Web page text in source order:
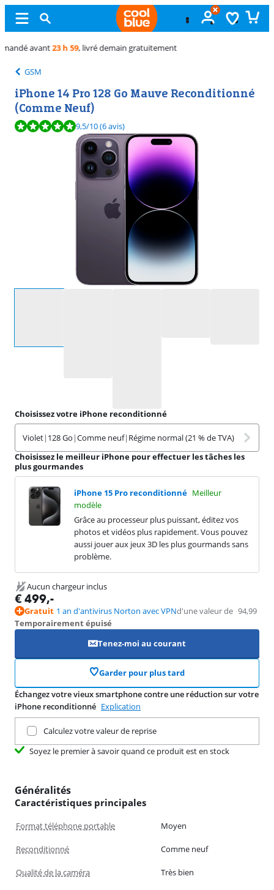
Échangegratuit
GSM
iPhone 14 Pro 128 Go Mauve Reconditionné
(Comme Neuf)
La note est de 9,5 sur 10, basée sur 6 avis.
9,5/10(6 avis)
Choisissez votre iPhone reconditionné
Violet| 128 Go |Comme neuf| Régime normal (21 % de TVA)
Choisissez le meilleur iPhone pour effectuer les tâches les
plus gourmandes
iPhone 15 Pro reconditionné Meilleur
modèle
Grâce au processeur plus puissant, éditez vos
photos et vidéos plus rapidement. Vous pouvez
aussi jouer aux jeux 3D les plus gourmands sans
problème.
Aucun chargeur inclus
€ 499,-
Gratuit 1 an d'antivirus Norton avec VPNd'une valeur de 94,99
Temporairement épuisé
Tenez-moi au courant
Garder pour plus tard
Échangez votre vieux smartphone contre une réduction sur votre
iPhone reconditionné Explication
Calculez votre valeur de reprise
Soyez le premier à savoir quand ce produit est en stock
Généralités
Caractéristiques principales
Format téléphone portable Moyen
Reconditionné Comme neuf
Qualité de la caméra Très bien